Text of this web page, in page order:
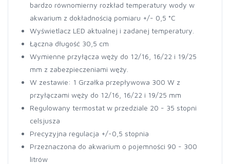
bardzo równomierny rozkład temperatury wody w
akwarium z dokładnością pomiaru +/- 0,5 °C
Wyświetlacz LED aktualnej i zadanej temperatury.
Łączna długość 30,5 cm
Wymienne przyłącza węży do 12/16, 16/22 i 19/25
mm z zabezpieczeniami węży.
W zestawie: 1 Grzałka przepływowa 300 W z
przyłączami węży do 12/16, 16/22 i 19/25 mm
Regulowany termostat w przedziale 20 - 35 stopni
celsjusza
Precyzyjna regulacja +/-0,5 stopnia
Przeznaczona do akwarium o pojemności 90 - 300
litrów